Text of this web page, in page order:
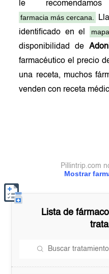
le
farmacia más cercana.
identificado en el
mapa,
disponibilidad de
farmacéutico el precio
una receta, muchos
venden con receta
Mostrar
Pillintrip.com
Lista de